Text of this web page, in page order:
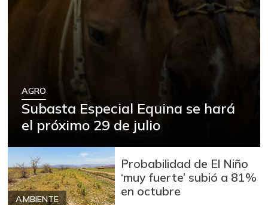
AGRO
Subasta Especial Equina se hará
el próximo 29 de julio
AMBIENTE
Probabilidad de El Niño
‘muy fuerte’ subió a 81%
en octubre